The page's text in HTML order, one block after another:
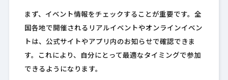
まず、イベント情報をチェックすることが重要です。全
国各地で開催されるリアルイベントやオンラインイベン
トは、公式サイトやアプリ内のお知らせで確認できま
す。これにより、自分にとって最適なタイミングで参加
できるようになります。